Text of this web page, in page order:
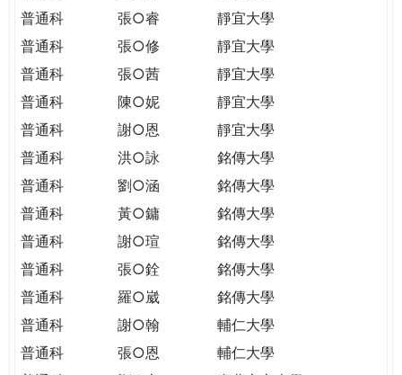
普通科
張○睿
靜宜大學
普通科
張○修
靜宜大學
普通科
張○茜
靜宜大學
普通科
陳○妮
靜宜大學
普通科
謝○恩
靜宜大學
普通科
洪○詠
銘傳大學
普通科
劉○涵
銘傳大學
普通科
黃○鏞
銘傳大學
普通科
謝○瑄
銘傳大學
普通科
張○銓
銘傳大學
普通科
羅○崴
銘傳大學
普通科
謝○翰
輔仁大學
普通科
張○恩
輔仁大學